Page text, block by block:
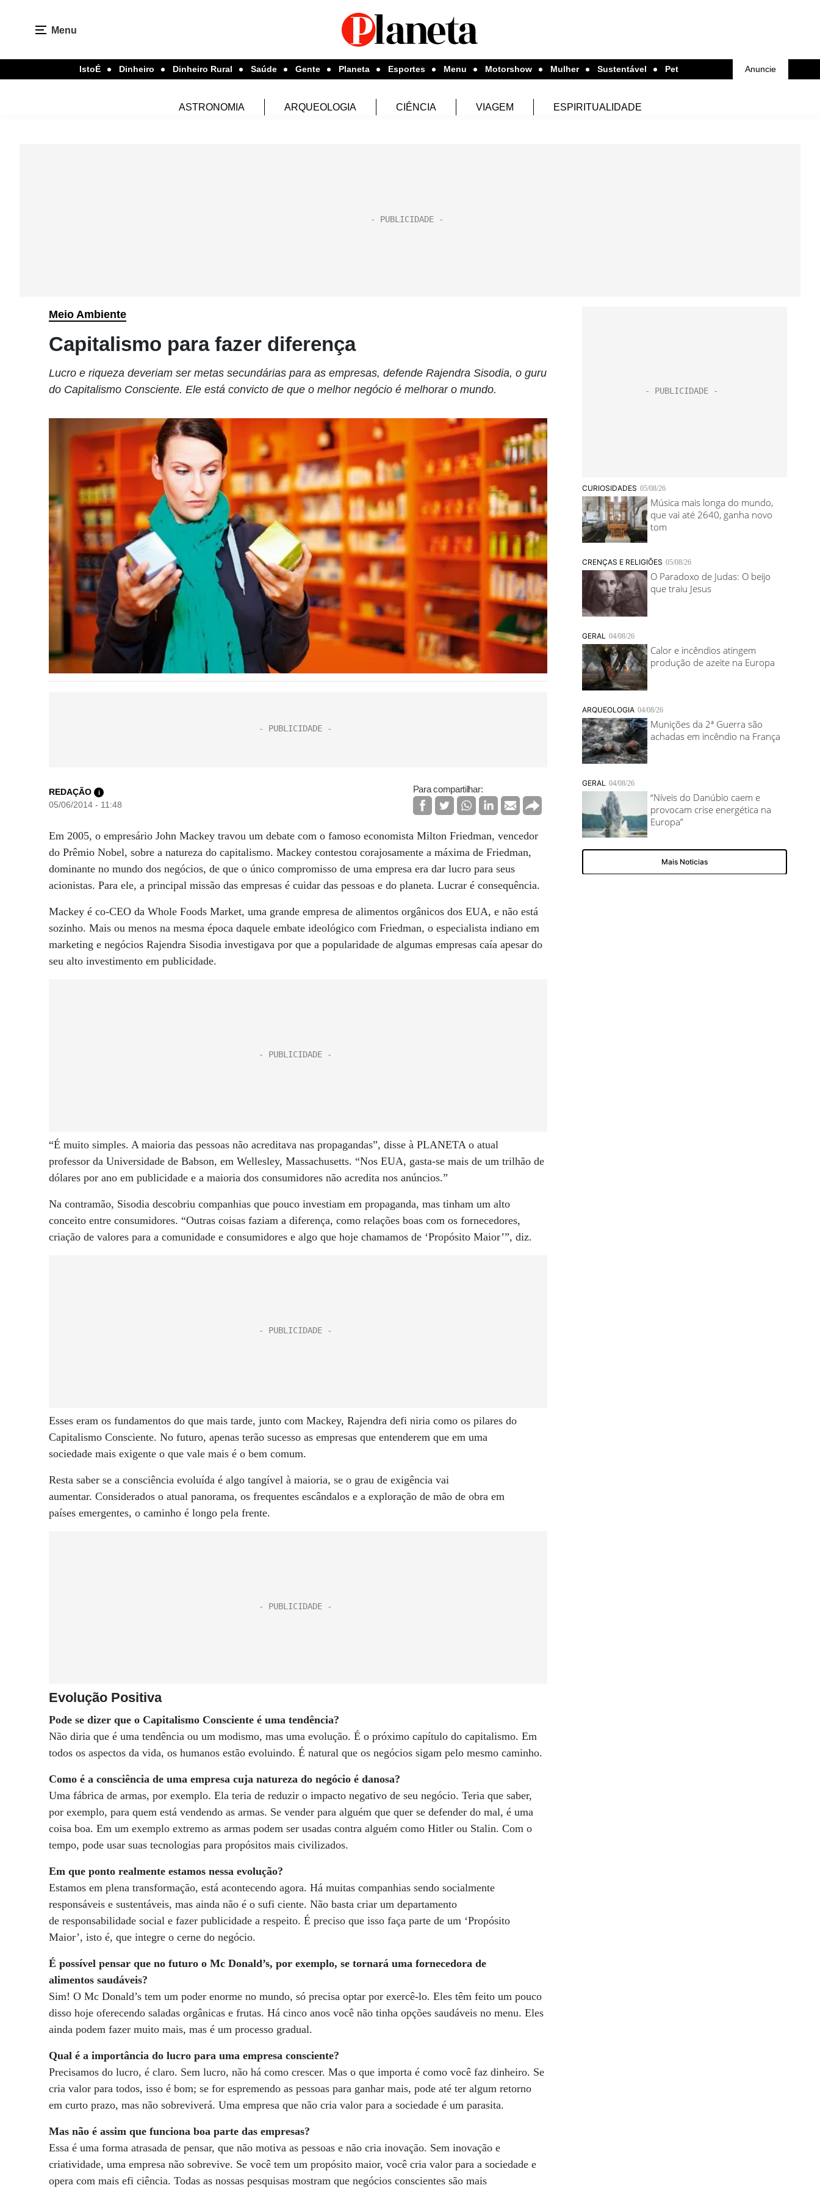
Menu
IstoÉ Dinheiro Dinheiro Rural Saúde Gente Planeta Esportes Menu Motorshow Mulher Sustentável Pet Anuncie
ASTRONOMIA ARQUEOLOGIA CIÊNCIA VIAGEM ESPIRITUALIDADE
Meio Ambiente
Capitalismo para fazer diferença
Lucro e riqueza deveriam ser metas secundárias para as empresas, defende Rajendra Sisodia, o guru
do Capitalismo Consciente. Ele está convicto de que o melhor negócio é melhorar o mundo.
REDAÇÃO i
05/06/2014 - 11:48
Para compartilhar:
Em 2005, o empresário John Mackey travou um debate com o famoso economista Milton Friedman, vencedor
do Prêmio Nobel, sobre a natureza do capitalismo. Mackey contestou corajosamente a máxima de Friedman,
dominante no mundo dos negócios, de que o único compromisso de uma empresa era dar lucro para seus
acionistas. Para ele, a principal missão das empresas é cuidar das pessoas e do planeta. Lucrar é consequência.
Mackey é co-CEO da Whole Foods Market, uma grande empresa de alimentos orgânicos dos EUA, e não está
sozinho. Mais ou menos na mesma época daquele embate ideológico com Friedman, o especialista indiano em
marketing e negócios Rajendra Sisodia investigava por que a popularidade de algumas empresas caía apesar do
seu alto investimento em publicidade.
“É muito simples. A maioria das pessoas não acreditava nas propagandas”, disse à PLANETA o atual
professor da Universidade de Babson, em Wellesley, Massachusetts. “Nos EUA, gasta-se mais de um trilhão de
dólares por ano em publicidade e a maioria dos consumidores não acredita nos anúncios.”
Na contramão, Sisodia descobriu companhias que pouco investiam em propaganda, mas tinham um alto
conceito entre consumidores. “Outras coisas faziam a diferença, como relações boas com os fornecedores,
criação de valores para a comunidade e consumidores e algo que hoje chamamos de ‘Propósito Maior’”, diz.
Esses eram os fundamentos do que mais tarde, junto com Mackey, Rajendra defi niria como os pilares do
Capitalismo Consciente. No futuro, apenas terão sucesso as empresas que entenderem que em uma
sociedade mais exigente o que vale mais é o bem comum.
Resta saber se a consciência evoluída é algo tangível à maioria, se o grau de exigência vai
aumentar. Considerados o atual panorama, os frequentes escândalos e a exploração de mão de obra em
países emergentes, o caminho é longo pela frente.
Evolução Positiva
Pode se dizer que o Capitalismo Consciente é uma tendência?
Não diria que é uma tendência ou um modismo, mas uma evolução. É o próximo capítulo do capitalismo. Em
todos os aspectos da vida, os humanos estão evoluindo. É natural que os negócios sigam pelo mesmo caminho.
Como é a consciência de uma empresa cuja natureza do negócio é danosa?
Uma fábrica de armas, por exemplo. Ela teria de reduzir o impacto negativo de seu negócio. Teria que saber,
por exemplo, para quem está vendendo as armas. Se vender para alguém que quer se defender do mal, é uma
coisa boa. Em um exemplo extremo as armas podem ser usadas contra alguém como Hitler ou Stalin. Com o
tempo, pode usar suas tecnologias para propósitos mais civilizados.
Em que ponto realmente estamos nessa evolução?
Estamos em plena transformação, está acontecendo agora. Há muitas companhias sendo socialmente
responsáveis e sustentáveis, mas ainda não é o sufi ciente. Não basta criar um departamento
de responsabilidade social e fazer publicidade a respeito. É preciso que isso faça parte de um ‘Propósito
Maior’, isto é, que integre o cerne do negócio.
É possível pensar que no futuro o Mc Donald’s, por exemplo, se tornará uma fornecedora de
alimentos saudáveis?
Sim! O Mc Donald’s tem um poder enorme no mundo, só precisa optar por exercê-lo. Eles têm feito um pouco
disso hoje oferecendo saladas orgânicas e frutas. Há cinco anos você não tinha opções saudáveis no menu. Eles
ainda podem fazer muito mais, mas é um processo gradual.
Qual é a importância do lucro para uma empresa consciente?
Precisamos do lucro, é claro. Sem lucro, não há como crescer. Mas o que importa é como você faz dinheiro. Se
cria valor para todos, isso é bom; se for espremendo as pessoas para ganhar mais, pode até ter algum retorno
em curto prazo, mas não sobreviverá. Uma empresa que não cria valor para a sociedade é um parasita.
Mas não é assim que funciona boa parte das empresas?
Essa é uma forma atrasada de pensar, que não motiva as pessoas e não cria inovação. Sem inovação e
criatividade, uma empresa não sobrevive. Se você tem um propósito maior, você cria valor para a sociedade e
opera com mais efi ciência. Todas as nossas pesquisas mostram que negócios conscientes são mais